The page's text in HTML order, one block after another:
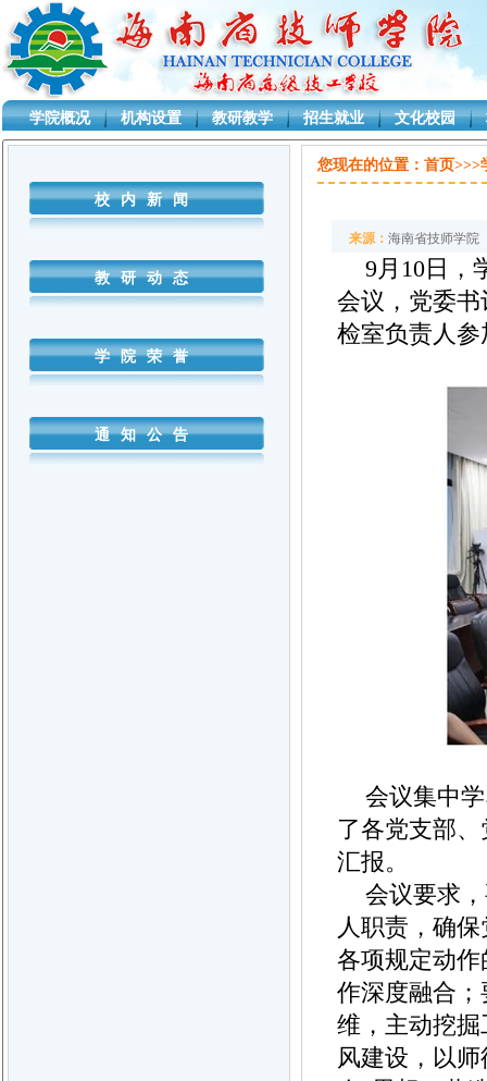
学院概况 机构设置 教研教学 招生就业 文化校园
D:\CYJ\Projects\sjxsystem\SjxSystem.Business\AgenClass.cs
校内新闻
教研动态
学院荣誉
通知公告
您现在的位置： 首页>>>
来源： 海南省技师学院
9月10日，
会议，党委
检室负责人参
会议集中
了各党支部
汇报。
会议要求
人职责，确
各项规定动
作深度融合
维，主动挖
风建设，以